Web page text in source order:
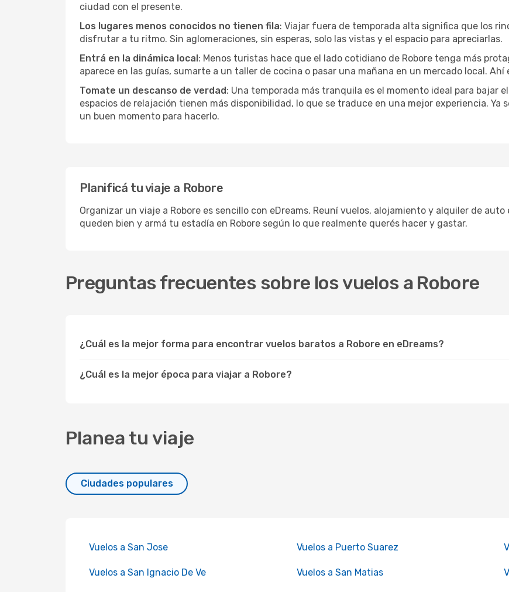
ciudad con el presente.
Los lugares menos conocidos no tienen fila: Viajar fuera de temporada alta significa que los
disfrutar a tu ritmo. Sin aglomeraciones, sin esperas, solo las vistas y el espacio para apreciarlas.
Entrá en la dinámica local: Menos turistas hace que el lado cotidiano de Robore tenga más
aparece en las guías, sumarte a un taller de cocina o pasar una mañana en un mercado local.
Tomate un descanso de verdad: Una temporada más tranquila es el momento ideal para bajar
espacios de relajación tienen más disponibilidad, lo que se traduce en una mejor experiencia. Ya
un buen momento para hacerlo.
Planificá tu viaje a Robore
Organizar un viaje a Robore es sencillo con eDreams. Reuní vuelos, alojamiento y alquiler de
queden bien y armá tu estadía en Robore según lo que realmente querés hacer y gastar.
Preguntas frecuentes sobre los vuelos a Robore
¿Cuál es la mejor forma para encontrar vuelos baratos a Robore en eDreams?
¿Cuál es la mejor época para viajar a Robore?
Planea tu viaje
Ciudades populares
Vuelos a San Jose Vuelos a Puerto Suarez
Vuelos a San Ignacio De Ve Vuelos a San Matias